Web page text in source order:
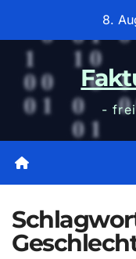
8.
-